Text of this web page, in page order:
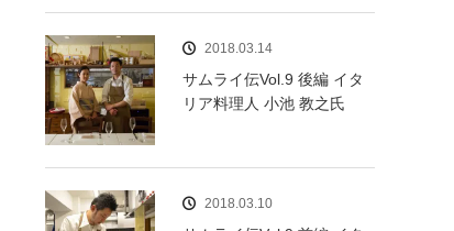
2018.03.14
サムライ伝Vol.9 後編 イタ
リア料理人 小池 教之氏
2018.03.10